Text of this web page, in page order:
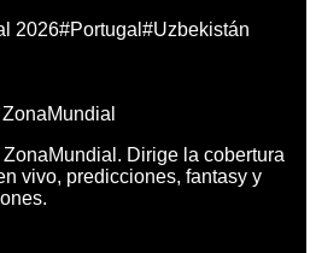
2026#Portugal #Uzbekistán
Dirige la cobertura
vivo, predicciones, fantasy y